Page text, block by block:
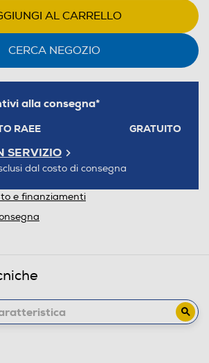
AL CARRELLO
CERCA NEGOZIO
alla consegna*
RAEE GRATUITO
SERVIZIO
dal costo di consegna
e finanziamenti